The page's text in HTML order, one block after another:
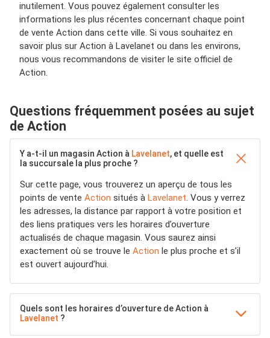
inutilement. Vous pouvez également consulter les
informations les plus récentes concernant chaque point
de vente Action dans cette ville. Si vous souhaitez en
savoir plus sur Action à Lavelanet ou dans les environs,
nous vous recommandons de visiter le site officiel de
Action.
Questions fréquemment posées au sujet
de Action
Y a-t-il un magasin Action à Lavelanet, et quelle est
la succursale la plus proche ?
Sur cette page, vous trouverez un aperçu de tous les
points de vente Action situés à Lavelanet. Vous y verrez
les adresses, la distance par rapport à votre position et
des liens pratiques vers les horaires d’ouverture
actualisés de chaque magasin. Vous saurez ainsi
exactement où se trouve le Action le plus proche et s’il
est ouvert aujourd’hui.
Quels sont les horaires d’ouverture de Action à
Lavelanet ?